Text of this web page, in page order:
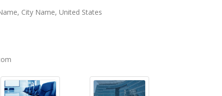
City Name, United States